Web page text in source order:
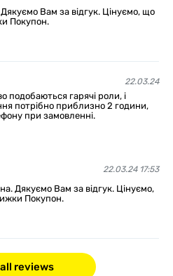
Вам за відгук. Цінуємо, що
Покупон.
22.03.24
подобаються гарячі роли, і
потрібно приблизно 2 години,
при замовленні.
22.03.24 17:53
Дякуємо Вам за відгук. Цінуємо,
Покупон.
reviews